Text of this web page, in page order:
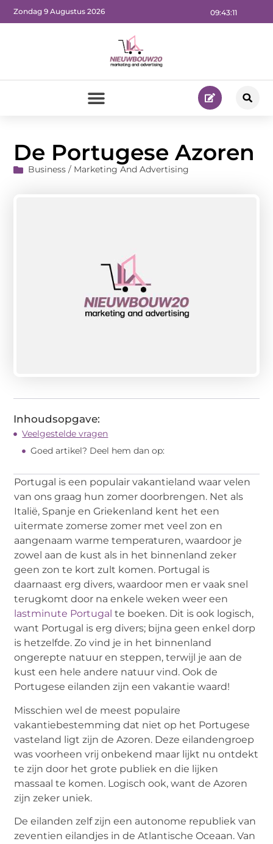
09:43:12
Zondag 9 Augustus 2026
De Portugese Azoren
Business / Marketing And Advertising
Inhoudsopgave:
Veelgestelde vragen
Goed artikel? Deel hem dan op:
Portugal is een populair vakantieland waar velen
van ons graag hun zomer doorbrengen. Net als
Italië, Spanje en Griekenland kent het een
uitermate zomerse zomer met veel zon en
aangenaam warme temperaturen, waardoor je
zowel aan de kust als in het binnenland zeker
geen zon te kort zult komen. Portugal is
daarnaast erg divers, waardoor men er vaak snel
terugkomt door na enkele weken weer een
lastminute Portugal te boeken. Dit is ook logisch,
want Portugal is erg divers; bijna geen enkel dorp
is hetzelfde. Zo vind je in het binnenland
ongerepte natuur en steppen, terwijl je aan de
kust een hele andere natuur vind. Ook de
Portugese eilanden zijn een vakantie waard!
Misschien wel de meest populaire
vakantiebestemming dat niet op het Portugese
vasteland ligt zijn de Azoren. Deze eilandengroep
was voorheen vrij onbekend maar lijkt nu ontdekt
te zijn door het grote publiek en die lijken
massaal te komen. Logisch ook, want de Azoren
zijn zeker uniek.
De eilanden zelf zijn een autonome republiek van
zeventien eilandjes in de Atlantische Oceaan. Van